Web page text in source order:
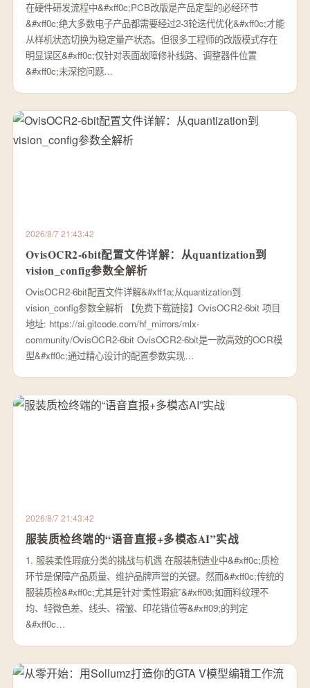
在硬件研发流程中&#xff0c;PCB改版是产品定型的必经环节
&#xff0c;绝大多数电子产品都需要经过2-3轮迭代优化&#xff0c;才能
从样机状态切换为稳定量产状态。但很多工程师的改版模式存在
明显误区&#xff0c;仅针对表面故障修补线路、调整器件位置
&#xff0c;未深挖问题…
2026/8/7 21:43:42
OvisOCR2-6bit配置文件详解：从quantization到
vision_config参数全解析
OvisOCR2-6bit配置文件详解&#xff1a;从quantization到
vision_config参数全解析 【免费下载链接】OvisOCR2-6bit 项目
地址: https://ai.gitcode.com/hf_mirrors/mlx-
community/OvisOCR2-6bit OvisOCR2-6bit是一款高效的OCR模
型&#xff0c;通过精心设计的配置参数实现…
2026/8/7 21:43:42
服装质检终端的“语音直报+多模态AI”实战
1. 服装柔性瑕疵分类的挑战与机遇 在服装制造业中&#xff0c;质检
环节是保障产品质量、维护品牌声誉的关键。然而&#xff0c;传统的
服装质检&#xff0c;尤其是针对“柔性瑕疵”&#xff08;如面料纹理不
均、轻微色差、线头、褶皱、印花错位等&#xff09;的判定
&#xff0c…